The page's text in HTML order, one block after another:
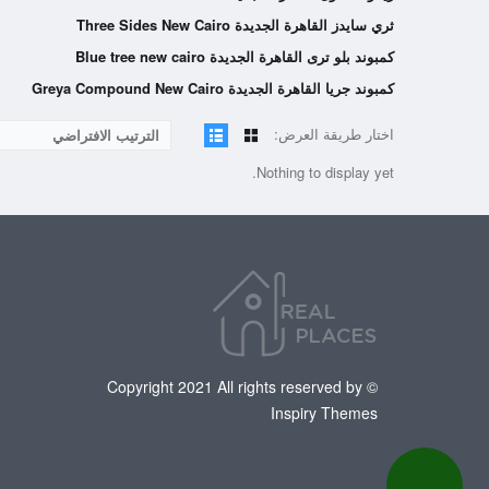
ثري سايدز القاهرة الجديدة Three Sides New Cairo
كمبوند بلو ترى القاهرة الجديدة Blue tree new cairo
كمبوند جريا القاهرة الجديدة Greya Compound New Cairo
اختار طريقة العرض: الترتيب الافتراضي
Nothing to display yet.
© Copyright 2021 All rights reserved by
Inspiry Themes